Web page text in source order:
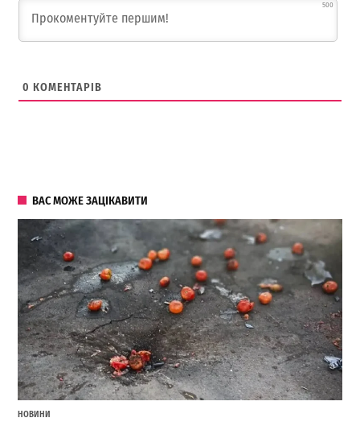
500
0 КОМЕНТАРІВ
ВАС МОЖЕ ЗАЦІКАВИТИ
НОВИНИ